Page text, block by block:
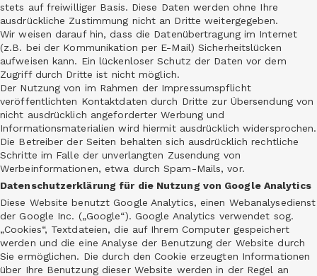
stets auf freiwilliger Basis. Diese Daten werden ohne Ihre
ausdrückliche Zustimmung nicht an Dritte weitergegeben.
Wir weisen darauf hin, dass die Datenübertragung im Internet
(z.B. bei der Kommunikation per E-Mail) Sicherheitslücken
aufweisen kann. Ein lückenloser Schutz der Daten vor dem
Zugriff durch Dritte ist nicht möglich.
Der Nutzung von im Rahmen der Impressumspflicht
veröffentlichten Kontaktdaten durch Dritte zur Übersendung von
nicht ausdrücklich angeforderter Werbung und
Informationsmaterialien wird hiermit ausdrücklich widersprochen.
Die Betreiber der Seiten behalten sich ausdrücklich rechtliche
Schritte im Falle der unverlangten Zusendung von
Werbeinformationen, etwa durch Spam-Mails, vor.
Datenschutzerklärung für die Nutzung von Google Analytics
Diese Website benutzt Google Analytics, einen Webanalysedienst
der Google Inc. („Google“). Google Analytics verwendet sog.
„Cookies“, Textdateien, die auf Ihrem Computer gespeichert
werden und die eine Analyse der Benutzung der Website durch
Sie ermöglichen. Die durch den Cookie erzeugten Informationen
über Ihre Benutzung dieser Website werden in der Regel an